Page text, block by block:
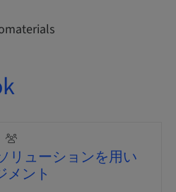
リューションを用い
メント